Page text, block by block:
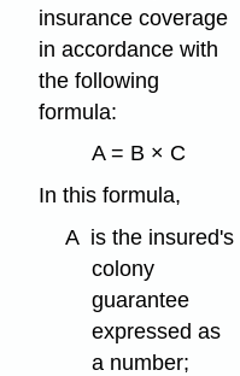
insurance coverage
in accordance with
the following
formula:
A = B × C
In this formula,
A is the insured's
colony
guarantee
expressed as
a number;